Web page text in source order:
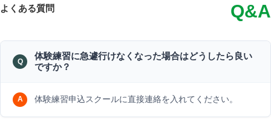
よくある質問 Q&A
体験練習に急遽行けなくなった場合はどうしたら良い
ですか？
体験練習申込スクールに直接連絡を入れてください。